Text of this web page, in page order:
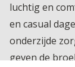
luchtig en
en casual
onderzijde
geven de